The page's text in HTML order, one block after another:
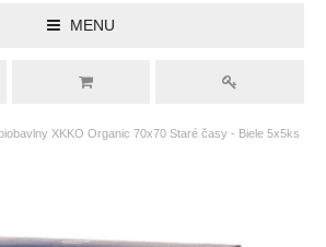
MENU
XKKO Organic 70x70 Staré časy - Biele 5x5ks